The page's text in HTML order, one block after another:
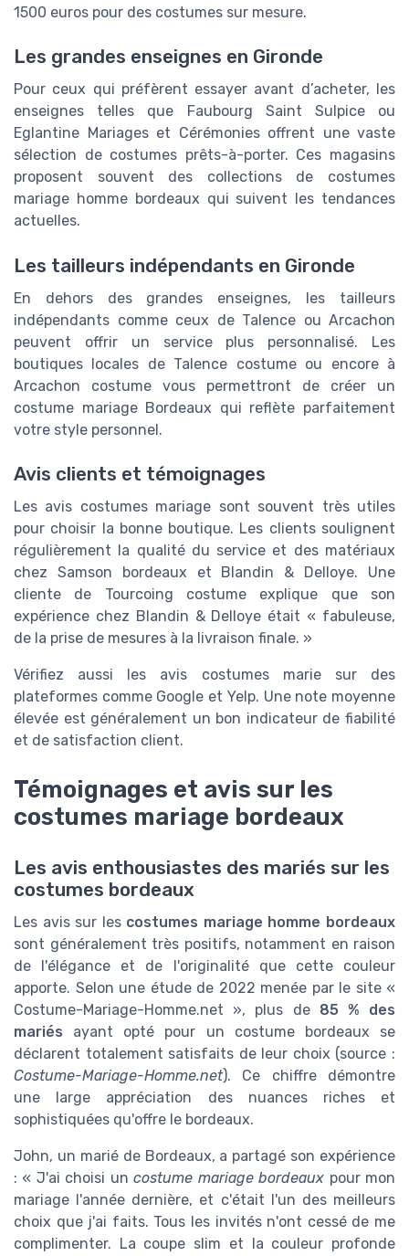
1500 euros pour des costumes sur mesure.
Les grandes enseignes en Gironde
Pour ceux qui préfèrent essayer avant d’acheter, les
enseignes telles que Faubourg Saint Sulpice ou
Eglantine Mariages et Cérémonies offrent une vaste
sélection de costumes prêts-à-porter. Ces magasins
proposent souvent des collections de costumes
mariage homme bordeaux qui suivent les tendances
actuelles.
Les tailleurs indépendants en Gironde
En dehors des grandes enseignes, les tailleurs
indépendants comme ceux de Talence ou Arcachon
peuvent offrir un service plus personnalisé. Les
boutiques locales de Talence costume ou encore à
Arcachon costume vous permettront de créer un
costume mariage Bordeaux qui reflète parfaitement
votre style personnel.
Avis clients et témoignages
Les avis costumes mariage sont souvent très utiles
pour choisir la bonne boutique. Les clients soulignent
régulièrement la qualité du service et des matériaux
chez Samson bordeaux et Blandin & Delloye. Une
cliente de Tourcoing costume explique que son
expérience chez Blandin & Delloye était « fabuleuse,
de la prise de mesures à la livraison finale. »
Vérifiez aussi les avis costumes marie sur des
plateformes comme Google et Yelp. Une note moyenne
élevée est généralement un bon indicateur de fiabilité
et de satisfaction client.
Témoignages et avis sur les
costumes mariage bordeaux
Les avis enthousiastes des mariés sur les
costumes bordeaux
Les avis sur les costumes mariage homme bordeaux
sont généralement très positifs, notamment en raison
de l'élégance et de l'originalité que cette couleur
apporte. Selon une étude de 2022 menée par le site «
Costume-Mariage-Homme.net », plus de 85 % des
mariés ayant opté pour un costume bordeaux se
déclarent totalement satisfaits de leur choix (source :
Costume-Mariage-Homme.net). Ce chiffre démontre
une large appréciation des nuances riches et
sophistiquées qu'offre le bordeaux.
John, un marié de Bordeaux, a partagé son expérience
: « J'ai choisi uncostume mariage bordeaux pour mon
mariage l'année dernière, et c'était l'un des meilleurs
choix que j'ai faits. Tous les invités n'ont cessé de me
complimenter. La coupe slim et la couleur profonde